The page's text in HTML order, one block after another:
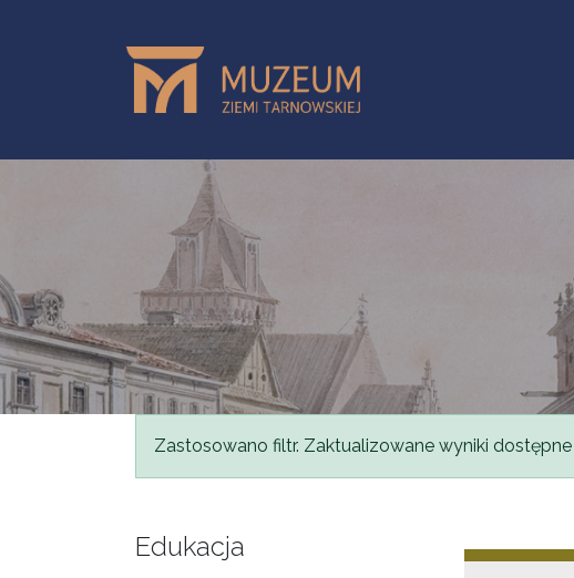
Komunikat
Zastosowano filtr. Zaktualizowane wyniki dostępne
Edukacja